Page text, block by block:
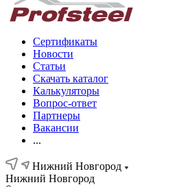
Сертификаты
Новости
Статьи
Скачать каталог
Калькуляторы
Вопрос-ответ
Партнеры
Вакансии
...
Нижний Новгород
Нижний Новгород